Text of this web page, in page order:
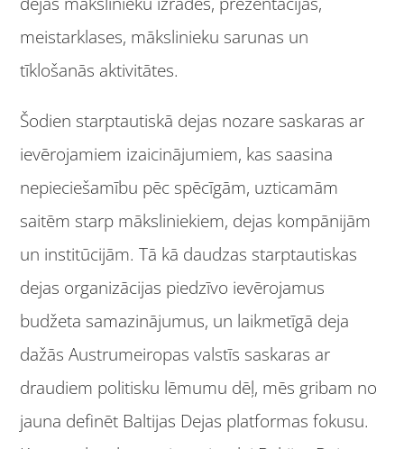
meistarklases, mākslinieku sarunas un
tīklošanās aktivitātes.
Šodien starptautiskā dejas nozare saskaras ar
ievērojamiem izaicinājumiem, kas saasina
nepieciešamību pēc spēcīgām, uzticamām
saitēm starp māksliniekiem, dejas kompānijām
un institūcijām. Tā kā daudzas starptautiskas
dejas organizācijas piedzīvo ievērojamus
budžeta samazinājumus, un laikmetīgā deja
dažās Austrumeiropas valstīs saskaras ar
draudiem politisku lēmumu dēļ, mēs gribam no
jauna definēt Baltijas Dejas platformas fokusu.